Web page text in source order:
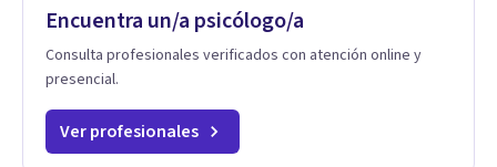
Encuentra un/a psicólogo/a
Consulta profesionales verificados con atención online y
presencial.
Ver profesionales